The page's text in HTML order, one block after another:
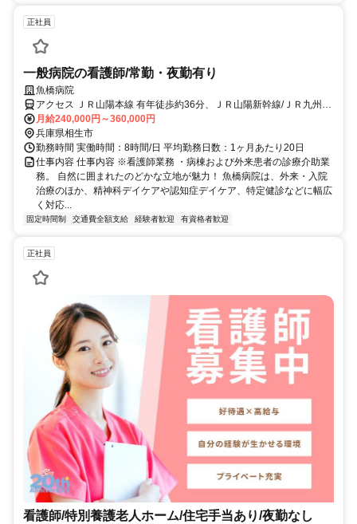
正社員
一般病院の看護師/常勤・夜勤有り
魚橋病院
アクセス ＪＲ山陽本線 有年徒歩約36分、ＪＲ山陽新幹線/ＪＲ九州新
幹線 相生（兵庫県）北口徒歩約78分、ＪＲ山陽新幹線/ＪＲ九州新幹
線 相生（兵庫県）北口徒歩約78分
月給240,000円～360,000円
兵庫県相生市
勤務時間 実働時間：8時間/日 平均勤務日数：1ヶ月あたり20日
仕事内容 仕事内容 ※看護師業務 ・病棟および外来患者の診療介助業
務。 自然に囲まれたのどかな立地が魅力！ 魚橋病院は、外来・入院
治療のほか、精神科デイケアや認知症デイケア、特定健診などに幅広
く対応...
固定時間制 交通費全額支給 経験者歓迎 有資格者歓迎
正社員
看護師/特別養護老人ホーム/住宅手当あり/夜勤なし